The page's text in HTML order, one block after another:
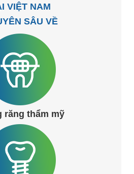
VIỆT NAM
SÂU VỀ
răng thẩm mỹ